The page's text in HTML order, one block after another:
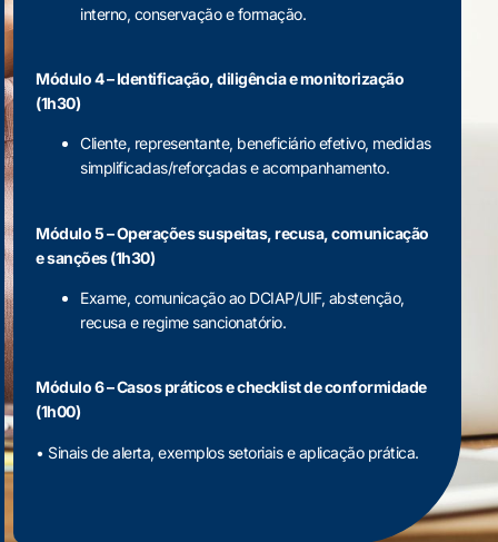
interno, conservação e formação.
Módulo 4 – Identificação, diligência e monitorização
(1h30)
Cliente, representante, beneficiário efetivo, medidas
simplificadas/reforçadas e acompanhamento.
Módulo 5 – Operações suspeitas, recusa, comunicação
e sanções (1h30)
Exame, comunicação ao DCIAP/UIF, abstenção,
recusa e regime sancionatório.
Módulo 6 – Casos práticos e checklist de conformidade
(1h00)
• Sinais de alerta, exemplos setoriais e aplicação prática.